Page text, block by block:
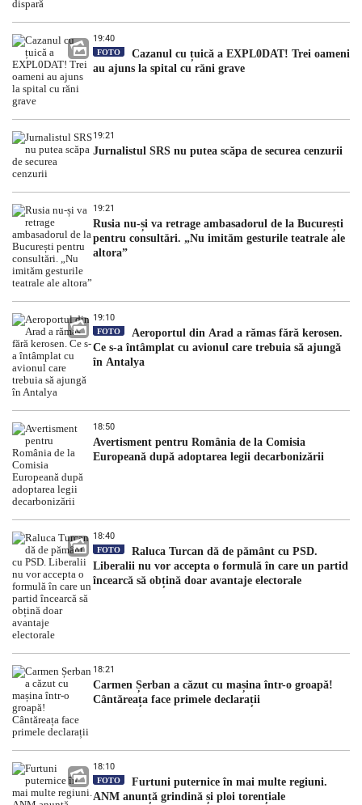
19:40
FOTO
Cazanul cu țuică a EXPL0DAT! Trei oameni
au ajuns la spital cu răni grave
19:21
Jurnalistul SRS nu putea scăpa de securea cenzurii
19:21
Rusia nu-și va retrage ambasadorul de la București
pentru consultări. „Nu imităm gesturile teatrale ale
altora”
19:10
FOTO
Aeroportul din Arad a rămas fără kerosen.
Ce s-a întâmplat cu avionul care trebuia să ajungă
în Antalya
18:50
Avertisment pentru România de la Comisia
Europeană după adoptarea legii decarbonizării
18:40
FOTO
Raluca Turcan dă de pământ cu PSD.
Liberalii nu vor accepta o formulă în care un partid
încearcă să obțină doar avantaje electorale
18:21
Carmen Șerban a căzut cu mașina într-o groapă!
Cântăreața face primele declarații
18:10
FOTO
Furtuni puternice în mai multe regiuni.
ANM anunță grindină și ploi torențiale